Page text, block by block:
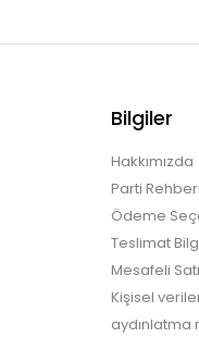
Bilgiler
Hakkımızda
Parti Rehberi
Ödeme
Teslimat
Mesafeli
Kişisel
aydınlatma